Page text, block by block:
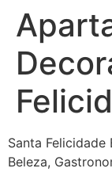
Santa Felicidade
Beleza,